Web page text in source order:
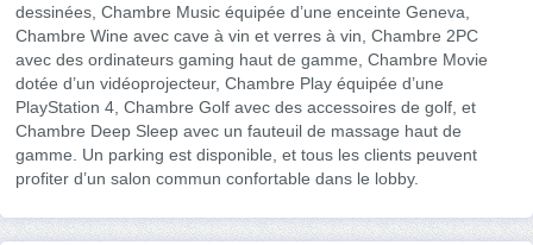
dessinées, Chambre Music équipée d’une enceinte Geneva,
Chambre Wine avec cave à vin et verres à vin, Chambre 2PC
avec des ordinateurs gaming haut de gamme, Chambre Movie
dotée d’un vidéoprojecteur, Chambre Play équipée d’une
PlayStation 4, Chambre Golf avec des accessoires de golf, et
Chambre Deep Sleep avec un fauteuil de massage haut de
gamme. Un parking est disponible, et tous les clients peuvent
profiter d’un salon commun confortable dans le lobby.